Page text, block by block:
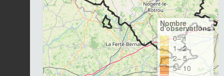
Nombre
d'observations
0– 1
1– 2
2– 5
5– 10